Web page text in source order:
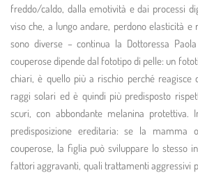
freddo/caldo, dalla emotività e dai processi
viso che, a lungo andare, perdono elasticità e
sono diverse – continua la Dottoressa
couperose dipende dal fototipo di pelle: un
chiari, è quello più a rischio perché reagisce
raggi solari ed è quindi più predisposto
scuri, con abbondante melanina protettiva.
predisposizione ereditaria: se la
couperose, la figlia può sviluppare lo stesso
fattori aggravanti, quali trattamenti aggressivi